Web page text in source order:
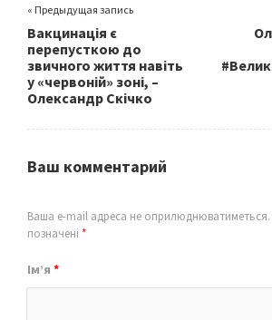
« Предыдущая запись
Вакцинація є
перепусткою до
звичного життя навіть
у «червоній» зоні, –
Олександр Скічко
Ваш комментарий
Ваша e-mail адреса не оприлюднюватиметься.
позначені *
Ім’я *